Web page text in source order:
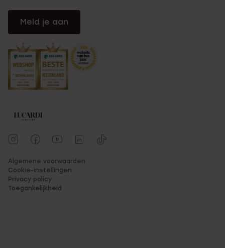
Meld je aan
Algemene voorwaarden
Cookie-instellingen
Privacy policy
Toegankelijkheid